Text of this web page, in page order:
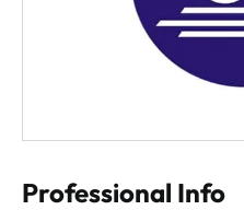
Professional Info